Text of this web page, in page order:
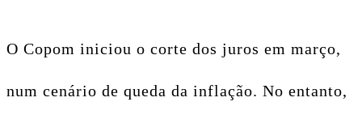
O Copom iniciou o corte dos juros em março,
num cenário de queda da inflação. No entanto,